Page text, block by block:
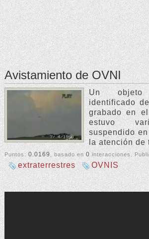
Avistamiento de OVNI
Un
identificado
grabado en
estuvo
suspendido
la atención de
Puntos: 0.0169, basado en0 interacciones.
extraterrestres OVNIS